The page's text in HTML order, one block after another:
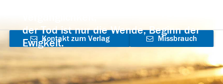
der Tod ist nur die Wende, Beginn der
Ewigkeit.
Kontakt zum Verlag
aufnehmen
Missbrauch